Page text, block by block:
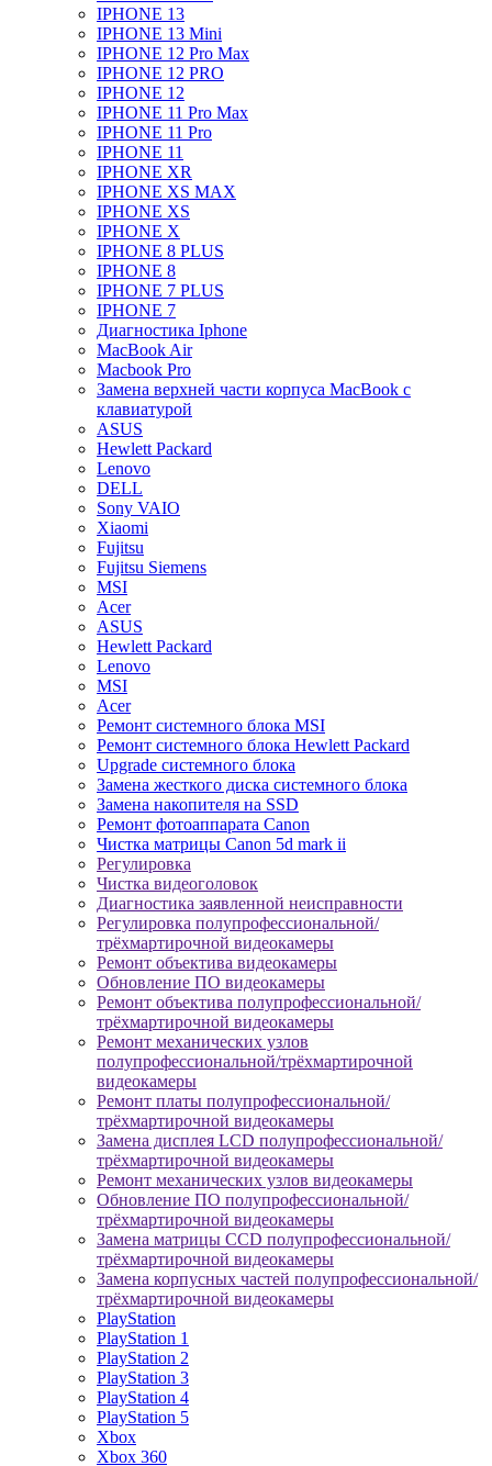
IPHONE 13
IPHONE 13 Mini
IPHONE 12 Pro Max
IPHONE 12 PRO
IPHONE 12
IPHONE 11 Pro Max
IPHONE 11 Pro
IPHONE 11
IPHONE XR
IPHONE XS MAX
IPHONE XS
IPHONE X
IPHONE 8 PLUS
IPHONE 8
IPHONE 7 PLUS
IPHONE 7
Диагностика Iphone
MacBook Air
Macbook Pro
Замена верхней части корпуса MacBook с
клавиатурой
ASUS
Hewlett Packard
Lenovo
DELL
Sony VAIO
Xiaomi
Fujitsu
Fujitsu Siemens
MSI
Acer
ASUS
Hewlett Packard
Lenovo
MSI
Acer
Ремонт системного блока MSI
Ремонт системного блока Hewlett Packard
Upgrade системного блока
Замена жесткого диска системного блока
Замена накопителя на SSD
Ремонт фотоаппарата Canon
Чистка матрицы Canon 5d mark ii
Регулировка
Чистка видеоголовок
Диагностика заявленной неисправности
Регулировка полупрофессиональной/
трёхмартирочной видеокамеры
Ремонт объектива видеокамеры
Обновление ПО видеокамеры
Ремонт объектива полупрофессиональной/
трёхмартирочной видеокамеры
Ремонт механических узлов
полупрофессиональной/трёхмартирочной
видеокамеры
Ремонт платы полупрофессиональной/
трёхмартирочной видеокамеры
Замена дисплея LCD полупрофессиональной/
трёхмартирочной видеокамеры
Ремонт механических узлов видеокамеры
Обновление ПО полупрофессиональной/
трёхмартирочной видеокамеры
Замена матрицы CCD полупрофессиональной/
трёхмартирочной видеокамеры
Замена корпусных частей полупрофессиональной/
трёхмартирочной видеокамеры
PlayStation
PlayStation 1
PlayStation 2
PlayStation 3
PlayStation 4
PlayStation 5
Xbox
Xbox 360